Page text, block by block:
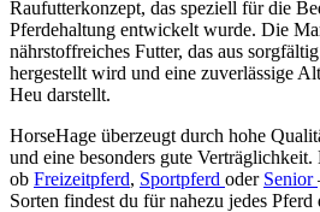
Raufutterkonzept, das speziell für die
Pferdehaltung entwickelt wurde. Die
nährstoffreiches Futter, das aus
hergestellt wird und eine zuverlässige
Heu darstellt.
HorseHage überzeugt durch hohe
und eine besonders gute Verträglichkeit.
ob Freizeitpferd, Sportpferd oder Senior
Sorten findest du für nahezu jedes Pferd